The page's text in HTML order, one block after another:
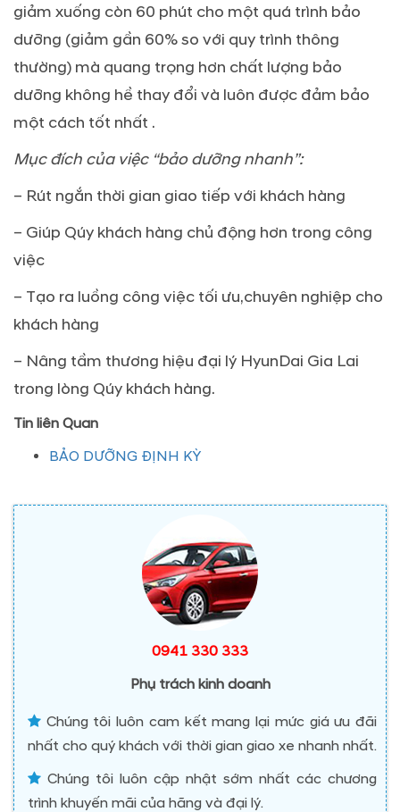
giảm xuống còn 60 phút cho một quá trình bảo
dưỡng (giảm gần 60% so với quy trình thông
thường) mà quang trọng hơn chất lượng bảo
dưỡng không hề thay đổi và luôn được đảm bảo
một cách tốt nhất .
Mục đích của việc “bảo dưỡng nhanh”:
– Rút ngắn thời gian giao tiếp với khách hàng
– Giúp Qúy khách hàng chủ động hơn trong công
việc
– Tạo ra luồng công việc tối ưu,chuyên nghiệp cho
khách hàng
– Nâng tầm thương hiệu đại lý HyunDai Gia Lai
trong lòng Qúy khách hàng.
Tin liên Quan
BẢO DƯỠNG ĐỊNH KỲ
0941 330 333
Phụ trách kinh doanh
Chúng tôi luôn cam kết mang lại mức giá ưu đãi
nhất cho quý khách với thời gian giao xe nhanh nhất.
Chúng tôi luôn cập nhật sớm nhất các chương
trình khuyến mãi của hãng và đại lý.